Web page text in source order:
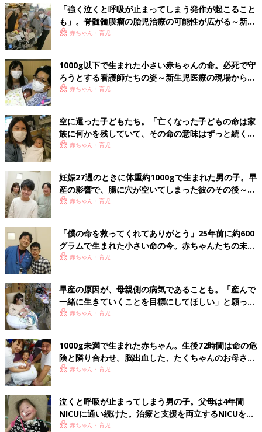
「強く泣くと呼吸が止まってしまう発作が起こること
も」。脊髄髄膜瘤の胎児治療の可能性が広がる～新生
児医療の現場から～【新生児科医・豊島勝昭】
赤ちゃん・育児
1000g以下で生まれた小さい赤ちゃんの命。必死で守
ろうとする看護師たちの姿～新生児医療の現場から～
【新生児科医・豊島勝昭】
赤ちゃん・育児
空に還った子どもたち。「亡くなった子どもの命は家
族に何かを残していて、その命の意味はずっと続く」
～新生児医療の現場から～【新生児科医・豊島勝昭】
赤ちゃん・育児
妊娠27週のときに体重約1000gで生まれた男の子。早
産の影響で、腸に穴が空いてしまった彼のその後～新
生児医療の現場から～【新生児科医・豊島勝昭】
赤ちゃん・育児
「僕の命を救ってくれてありがとう」25年前に約600
グラムで生まれた小さい命の今。赤ちゃんたちの未来
の姿を伝えたい～新生児医療の現場から～【新生児科
赤ちゃん・育児
早産の原因が、母親側の病気であることも。「産んで
一緒に生きていくことを目標にしてほしい」と願って
～新生児医療の現場から～【新生児科医・豊島勝昭】
赤ちゃん・育児
1000g未満で生まれた赤ちゃん。生後72時間は命の危
険と隣り合わせ。脳出血した、たくちゃんのお母さん
の決意～新生児医療の現場から～【新生児科医・豊島
赤ちゃん・育児
泣くと呼吸が止まってしまう男の子。父母は4年間
NICUに通い続けた。治療と支援を両立するNICUをめ
ざして～新生児医療の現場から～【新生児科医・豊島
赤ちゃん・育児